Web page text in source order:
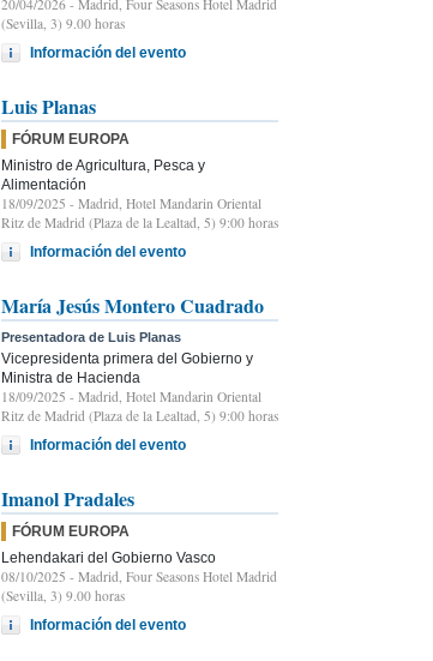
20/04/2026 - Madrid, Four Seasons Hotel Madrid
(Sevilla, 3) 9.00 horas
Información del evento
Luis Planas
FÓRUM EUROPA
Ministro de Agricultura, Pesca y
Alimentación
18/09/2025 - Madrid, Hotel Mandarin Oriental
Ritz de Madrid (Plaza de la Lealtad, 5) 9:00 horas
Información del evento
María Jesús Montero Cuadrado
Presentadora de Luis Planas
Vicepresidenta primera del Gobierno y
Ministra de Hacienda
18/09/2025 - Madrid, Hotel Mandarin Oriental
Ritz de Madrid (Plaza de la Lealtad, 5) 9:00 horas
Información del evento
Imanol Pradales
FÓRUM EUROPA
Lehendakari del Gobierno Vasco
08/10/2025 - Madrid, Four Seasons Hotel Madrid
(Sevilla, 3) 9.00 horas
Información del evento